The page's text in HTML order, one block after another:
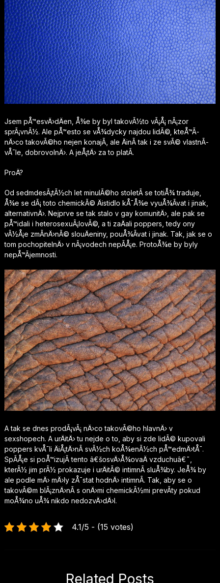
Jsem pÅ™esvÄ›dÄen, Å¾e by byl takovÃ½to vÃ¡Å¡ nÃ¡zor
sprÃ¡vnÃ½. Ale pÅ™esto se vÅ¾dycky najdou lidÃ©, kteÅ™Ã­
nÄ›co takovÃ©ho nejen konajÃ­, ale ÄinÃ­ tak i ze svÃ© vlastnÃ­
vÅ¯le, dobrovolnÄ›. A jeÅ¡tÄ› za to platÃ­.
ProÄ?
Od sedmdesÃ¡tÃ½ch let minulÃ©ho stoletÃ­ se totiÅ¾ traduje,
Å¾e se dÃ¡ toto chemickÃ© Äistidlo kÅ¯Å¾e vyuÅ¾Ã­vat i jinak,
alternativnÄ›. Nejprve se tak stalo v gay komunitÄ›, ale pak se
pÅ™idali i heterosexuÃ¡lovÃ©, a ti zaÄali poppers , tedy ony
vÃ½Å¡e zmÃ­nÄ›nÃ© slouÄeniny, pouÅ¾Ã­vat i jinak. Tak, jak se o
tom pochopitelnÄ› v nÃ¡vodech nepÃ­Å¡e. ProtoÅ¾e by byly
nepÅ™Ã­jemnosti.
A tak se dnes prodÃ¡vÃ¡ nÄ›co takovÃ©ho hlavnÄ› v
sexshopech. A urÄitÄ› tu nejde o to, aby si zde lidÃ© kupovali
poppers kvÅ¯li ÄiÅ¡tÄ›nÃ­ svÃ½ch koÅ¾enÃ½ch pÅ™edmÄ›tÅ¯.
SpÃ­Å¡e si poÅ™izujÃ­ tento â€šosvÄ›Å¾ovaÄ vzduchuâ€˜,
kterÃ½ jim prÃ½ prokazuje i urÄitÃ© intimnÃ­ sluÅ¾by. JeÅ¾ by
ale podle mÄ› mÄ›ly zÅ¯stat hodnÄ› intimnÃ­. Tak, aby se o
takovÃ©m blÃ¡znÄ›nÃ­ s onÄ›mi chemickÃ½mi prevÃ­ty pokud
moÅ¾no uÅ¾ nikdo nedozvÄ›dÄ›l.
4.1/5 - (15 votes)
Related Posts